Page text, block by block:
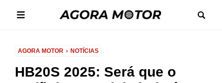
AGORA MOTOR NOTÍCIAS
HB20S 2025: Será que o